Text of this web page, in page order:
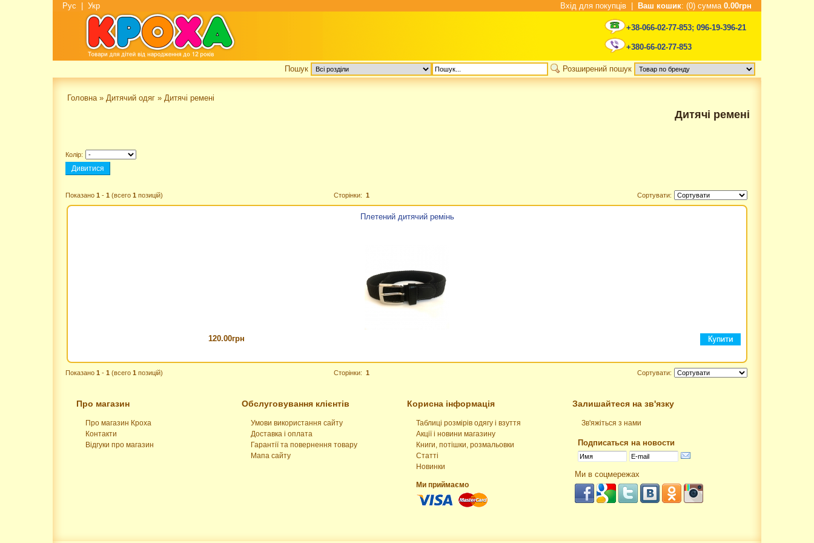
Рус Укр Вхід для покупців Ваш кошик: (0) сумма 0.00грн
+38-066-02-77-853; 096-19-396-21
+380-66-02-77-853
Пошук Розширений пошук
Головна» Дитячий одяг » Дитячі ремені
Дитячі ремені
Колір:
Показано 1 - 1 (всего 1 позицій) Сторінки: 1 Сортувати:
Плетений дитячий ремінь
120.00грн
Показано 1 - 1 (всего 1 позицій) Сторінки: 1 Сортувати:
Про магазин
Про магазин Кроха
Контакти
Відгуки про магазин
Обслуговування клієнтів
Умови використання сайту
Доставка і оплата
Гарантії та повернення товару
Мапа сайту
Корисна інформація
Таблиці розмірів одягу і взуття
Акції і новини магазину
Книги, потішки, розмальовки
Статті
Новинки
Ми приймаємо
Залишайтеся на зв'язку
Зв'яжіться з нами
Подписаться на новости
Ми в соцмережах